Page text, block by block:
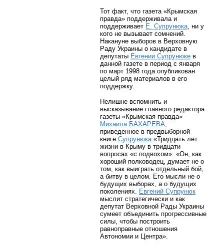
Тот факт, что газета «Крымская
правда» поддерживала и
поддерживает Е. Супрунюка , ни у
кого не вызывает сомнений.
Накануне выборов в Верховную
Раду Украины о кандидате в
депутаты Евгении Супрунюке в
данной газете в период с января
по март 1998 года опубликован
целый ряд материалов в его
поддержку.
Нелишне вспомнить и
высказывание главного редактора
газеты «Крымская правда»
Михаила БАХАРЕВА
приведенное в предвыборной
книге Супрунюка «Тридцать лет
жизни в Крыму в тридцати
вопросах «с подвохом»: «Он, как
хороший полководец, думает не о
том, как выиграть отдельный бой,
а битву в целом. Его мысли не о
будущих выборах, а о будущих
поколениях.
Евгений Супрунюк
мыслит стратегически и как
депутат Верховной Рады Украины
сумеет объединить прогрессивные
силы, чтобы построить
равноправные отношения
Автономии и Центра».